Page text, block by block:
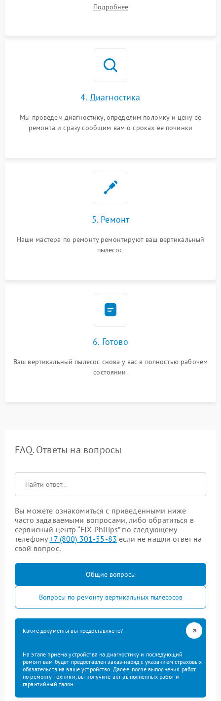
Подробнее
4. Диагностика
Мы проведем диагностику, определим поломку и цену ее
ремонта и сразу сообщим вам о сроках ее починки
5. Ремонт
Наши мастера по ремонту ремонтируют ваш вертикальный
пылесос.
6. Готово
Ваш вертикальный пылесос снова у вас в полностью рабочем
состоянии.
FAQ. Ответы на вопросы
Вы можете ознакомиться с приведенными ниже
часто задаваемыми вопросами, либо обратиться в
сервисный центр “FIX-Philips” по следующему
телефону+7 (800) 301-55-83 если не нашли ответ на
свой вопрос.
Общие вопросы
Вопросы по ремонту вертикальных пылесосов
Какие документы вы предоставляете?
На этапе приема устройства на диагностику и последующий
ремонт вам будет предоставлен заказ-наряд с указанием страховых
обязательств на ваше устройство. Далее, после выполнения работ
по ремонту техники, вы получите акт выполненных работ и
гарантийный талон.